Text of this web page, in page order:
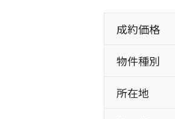
成約価格
物件種別
所在地